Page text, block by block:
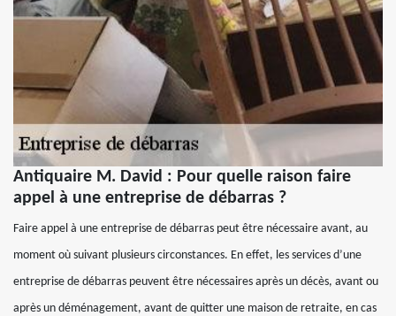
Antiquaire M. David : Pour quelle raison faire
appel à une entreprise de débarras ?
Faire appel à une entreprise de débarras peut être nécessaire avant, au
moment où suivant plusieurs circonstances. En effet, les services d’une
entreprise de débarras peuvent être nécessaires après un décès, avant ou
après un déménagement, avant de quitter une maison de retraite, en cas